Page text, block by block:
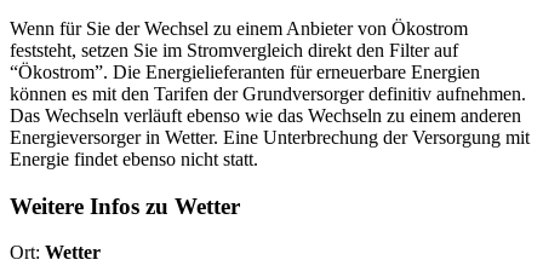
Wenn für Sie der Wechsel zu einem Anbieter von Ökostrom
feststeht, setzen Sie im Stromvergleich direkt den Filter auf
“Ökostrom”. Die Energielieferanten für erneuerbare Energien
können es mit den Tarifen der Grundversorger definitiv aufnehmen.
Das Wechseln verläuft ebenso wie das Wechseln zu einem anderen
Energieversorger in Wetter. Eine Unterbrechung der Versorgung mit
Energie findet ebenso nicht statt.
Weitere Infos zu Wetter
Ort: Wetter